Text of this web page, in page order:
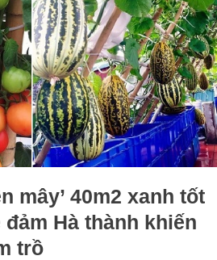
mây’ 40m2 xanh tốt
đảm Hà thành khiến
trồ